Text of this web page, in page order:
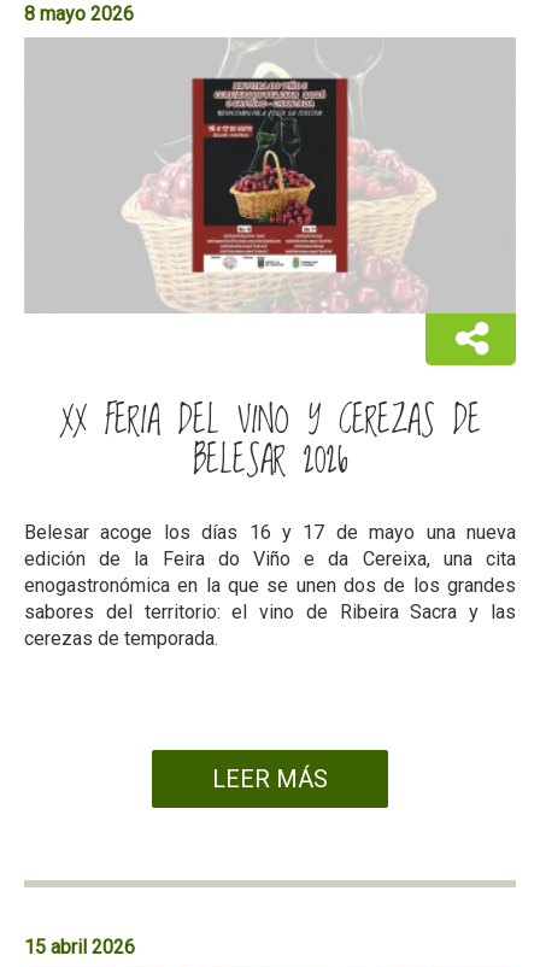
8 mayo 2026
XX FERIA DEL VINO Y CEREZAS DE
BELESAR 2026
Belesar acoge los días 16 y 17 de mayo una nueva
edición de la Feira do Viño e da Cereixa, una cita
enogastronómica en la que se unen dos de los grandes
sabores del territorio: el vino de Ribeira Sacra y las
cerezas de temporada.
LEER MÁS
15 abril 2026